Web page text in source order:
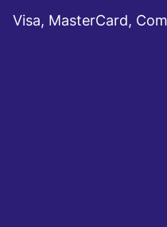
Visa, MasterCard,